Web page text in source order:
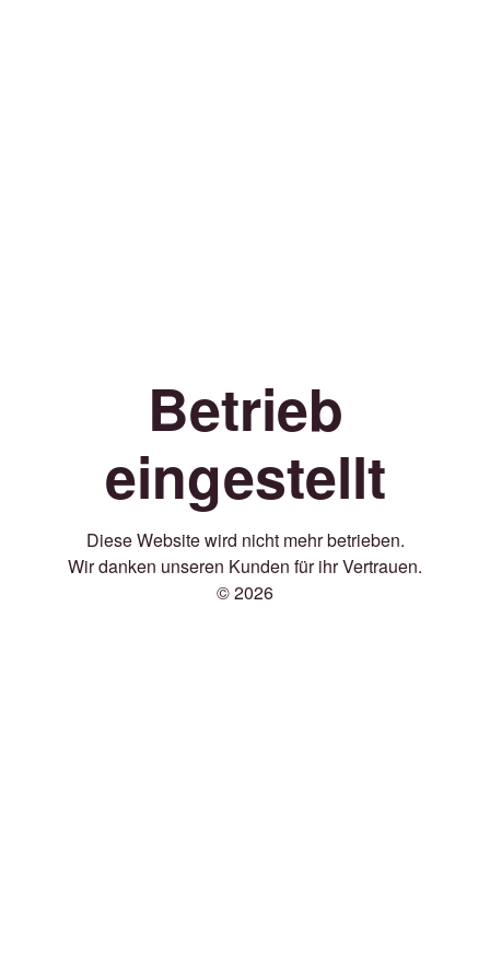
Betrieb
eingestellt
Diese Website wird nicht mehr betrieben.
Wir danken unseren Kunden für ihr Vertrauen.
© 2026